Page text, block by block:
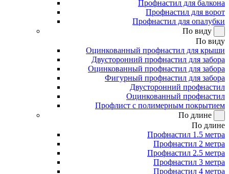
Профнастил для балкона
Профнастил для ворот
Профнастил для опалубки
По виду
По виду
Оцинкованный профнастил для крыши
Двусторонний профнастил для забора
Оцинкованный профнастил для забора
Фигурный профнастил для забора
Двусторонний профнастил
Оцинкованный профнастил
Профлист с полимерным покрытием
По длине
По длине
Профнастил 1.5 метра
Профнастил 2 метра
Профнастил 2.5 метра
Профнастил 3 метра
Профнастил 4 метра